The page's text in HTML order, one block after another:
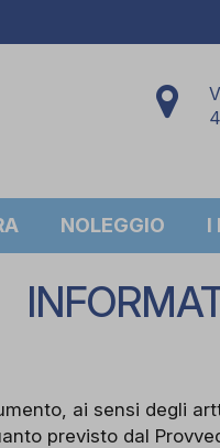
NOLEGGIO I
ai sensi degli
previsto dal